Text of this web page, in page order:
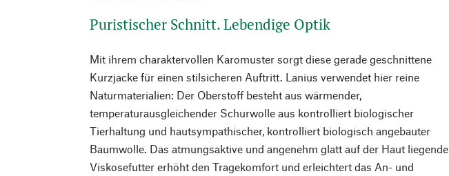
Puristischer Schnitt. Lebendige Optik
Mit ihrem charaktervollen Karomuster sorgt diese gerade geschnittene
Kurzjacke für einen stilsicheren Auftritt. Lanius verwendet hier reine
Naturmaterialien: Der Oberstoff besteht aus wärmender,
temperaturausgleichender Schurwolle aus kontrolliert biologischer
Tierhaltung und hautsympathischer, kontrolliert biologisch angebauter
Baumwolle. Das atmungsaktive und angenehm glatt auf der Haut liegende
Viskosefutter erhöht den Tragekomfort und erleichtert das An- und